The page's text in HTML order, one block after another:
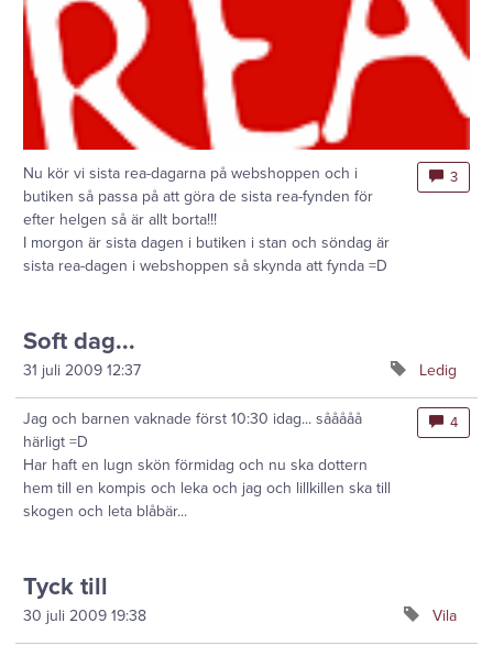
Nu kör vi sista rea-dagarna på webshoppen och i
butiken så passa på att göra de sista rea-fynden för
efter helgen så är allt borta!!!
I morgon är sista dagen i butiken i stan och söndag är
sista rea-dagen i webshoppen så skynda att fynda =D
3
Soft dag...
31 juli 2009 12:37 Ledig
Jag och barnen vaknade först 10:30 idag... sååååå
härligt =D
Har haft en lugn skön förmidag och nu ska dottern
hem till en kompis och leka och jag och lillkillen ska till
skogen och leta blåbär...
4
Tyck till
30 juli 2009 19:38 Vila